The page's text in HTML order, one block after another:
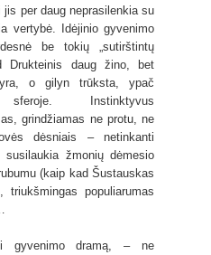
per daug neprasilenkia su
vertybė. Idėjinio gyvenimo
be tokių „sutirštintų
Drukteinis daug žino, bet
o gilyn trūksta, ypač
sferoje. Instinktyvus
grindžiamas ne protu, ne
dėsniais – netinkanti
žmonių dėmesio
(kaip kad Šustauskas
populiarumas
gyvenimo dramą, – ne